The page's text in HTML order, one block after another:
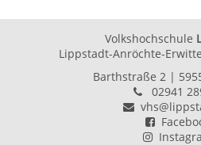
Volkshochschule
Lippstadt-Anröchte-
Barthstraße 2|
02941